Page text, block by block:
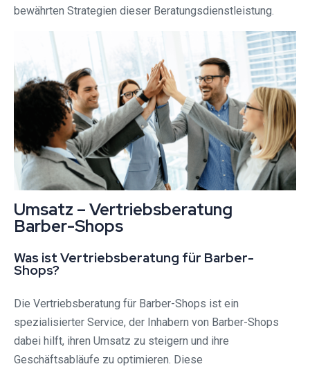
bewährten Strategien dieser Beratungsdienstleistung.
Umsatz – Vertriebsberatung
Barber-Shops
Was ist Vertriebsberatung für Barber-
Shops?
Die Vertriebsberatung für Barber-Shops ist ein
spezialisierter Service, der Inhabern von Barber-Shops
dabei hilft, ihren Umsatz zu steigern und ihre
Geschäftsabläufe zu optimieren. Diese